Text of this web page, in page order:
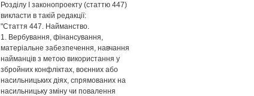
Розділу І законопроекту (статтю 447)
викласти в такій редакції:
"Стаття 447. Найманство.
1. Вербування, фінансування,
матеріальне забезпечення, навчання
найманців з метою використання у
збройних конфліктах, воєнних або
насильницьких діях, спрямованих на
насильницьку зміну чи повалення